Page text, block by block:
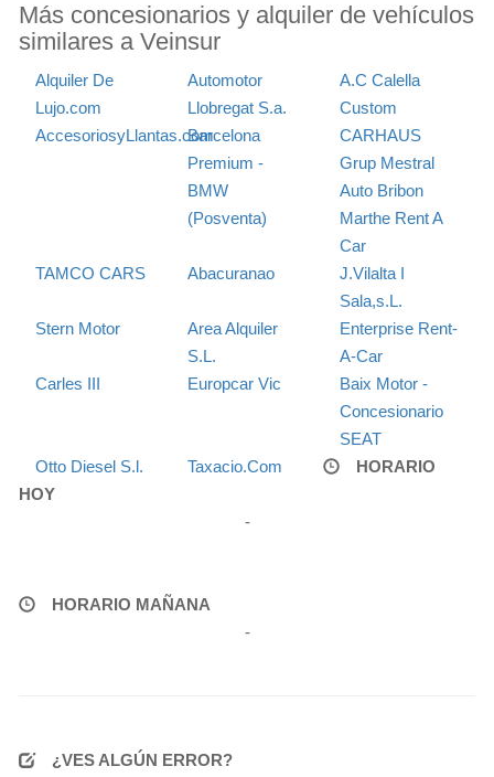
Más concesionarios y alquiler de vehículos
similares a Veinsur
Alquiler De
Lujo.com
Automotor
Llobregat S.a.
A.C Calella
Custom
AccesoriosyLlantas.comBarcelona
Premium -
BMW
(Posventa)
CARHAUS
Grup Mestral
Auto Bribon
Marthe Rent A
Car
TAMCO CARS
Abacuranao
J.Vilalta I
Sala,s.L.
Stern Motor
Area Alquiler
S.L.
Enterprise Rent-
A-Car
Carles III
Europcar Vic
Baix Motor -
Concesionario
SEAT
Otto Diesel S.l.
Taxacio.Com
HORARIO
HOY
-
HORARIO MAÑANA
-
¿VES ALGÚN ERROR?